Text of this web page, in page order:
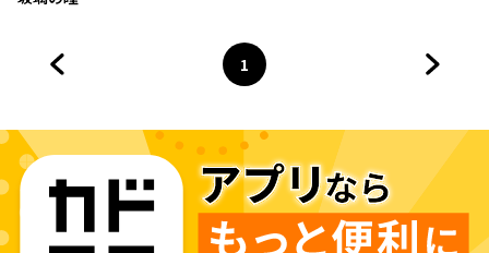
ページ
1
へ